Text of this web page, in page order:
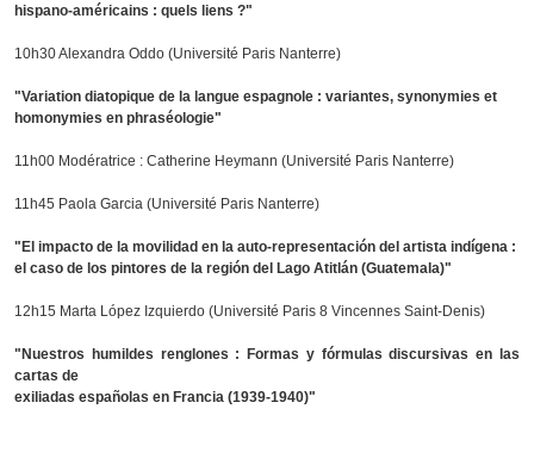
hispano-américains : quels liens ?"
10h30 Alexandra Oddo (Université Paris Nanterre)
"Variation diatopique de la langue espagnole : variantes, synonymies et
homonymies en phraséologie"
11h00 Modératrice : Catherine Heymann (Université Paris Nanterre)
11h45 Paola Garcia (Université Paris Nanterre)
"El impacto de la movilidad en la auto-representación del artista indígena :
el caso de los pintores de la región del Lago Atitlán (Guatemala)"
12h15 Marta López Izquierdo (Université Paris 8 Vincennes Saint-Denis)
"Nuestros humildes renglones : Formas y fórmulas discursivas en las
cartas de
exiliadas españolas en Francia (1939-1940)"